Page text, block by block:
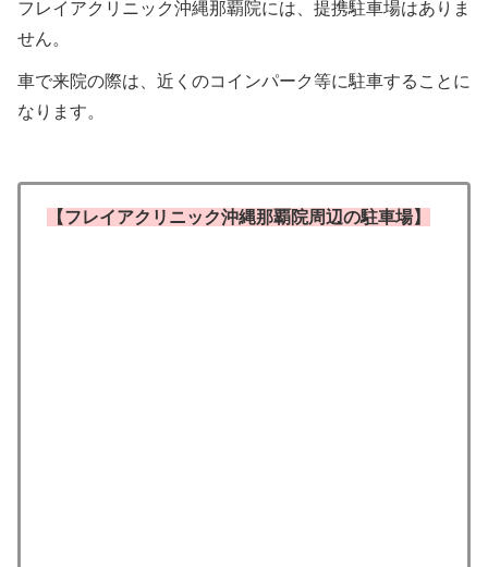
フレイアクリニック沖縄那覇院には、提携駐車場はありま
せん。
車で来院の際は、近くのコインパーク等に駐車することに
なります。
【フレイアクリニック沖縄那覇院周辺の駐車場】